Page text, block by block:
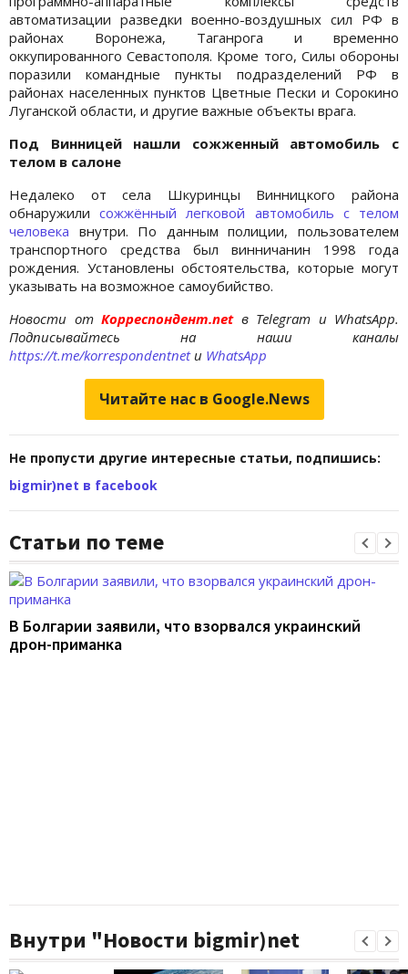
автоматизации разведки военно-воздушных сил РФ в
районах Воронежа, Таганрога и временно
оккупированного Севастополя. Кроме того, Силы обороны
поразили командные пункты подразделений РФ в
районах населенных пунктов Цветные Пески и Сорокино
Луганской области, и другие важные объекты врага.
Под Винницей нашли сожженный автомобиль с
телом в салоне
Недалеко от села Шкуринцы Винницкого района
обнаружилисожжённый легковой автомобиль с телом
человека внутри. По данным полиции, пользователем
транспортного средства был винничанин 1998 года
рождения. Установлены обстоятельства, которые могут
указывать на возможное самоубийство.
Новости отКорреспондент.net в Telegram и WhatsApp.
Подписывайтесь на наши каналы
https://t.me/korrespondentnetи WhatsApp
Читайте нас в Google.News
Не пропусти другие интересные статьи, подпишись:
bigmir)net в facebook
Статьи по теме
В Болгарии заявили, что взорвался украинский
дрон-приманка
Внутри "Новости bigmir)net